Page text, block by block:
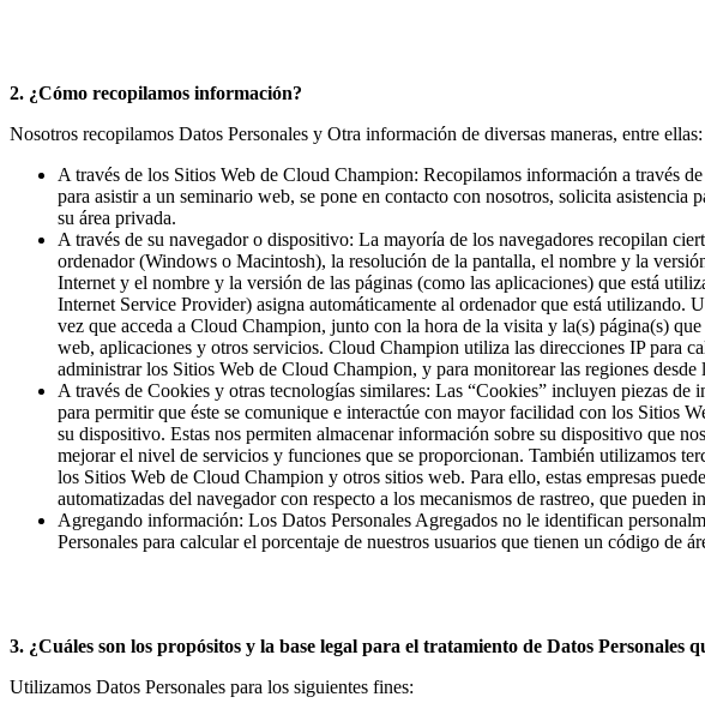
2. ¿Cómo recopilamos información?
Nosotros recopilamos Datos Personales y Otra información de diversas maneras, entre ellas:
A través de los Sitios Web de Cloud Champion: Recopilamos información a través
para asistir a un seminario web, se pone en contacto con nosotros, solicita
su área privada.
A través de su navegador o dispositivo: La mayoría de los navegadores recopilan
ordenador (Windows o Macintosh), la resolución de la pantalla, el nombre y la
Internet y el nombre y la versión de las páginas (como las aplicaciones) que está
Internet Service Provider) asigna automáticamente al ordenador que está utilizando.
vez que acceda a Cloud Champion, junto con la hora de la visita y la(s) página(s)
web, aplicaciones y otros servicios. Cloud Champion utiliza las direcciones IP para
administrar los Sitios Web de Cloud Champion, y para monitorear las regiones
A través de Cookies y otras tecnologías similares: Las “Cookies” incluyen piezas
para permitir que éste se comunique e interactúe con mayor facilidad con los Sitios
su dispositivo. Estas nos permiten almacenar información sobre su dispositivo que
mejorar el nivel de servicios y funciones que se proporcionan. También utilizamos
los Sitios Web de Cloud Champion y otros sitios web. Para ello, estas empresas
automatizadas del navegador con respecto a los mecanismos de rastreo, que
Agregando información: Los Datos Personales Agregados no le identifican
Personales para calcular el porcentaje de nuestros usuarios que tienen un código de
3. ¿Cuáles son los propósitos y la base legal para el tratamiento de Datos Personales
Utilizamos Datos Personales para los siguientes fines: